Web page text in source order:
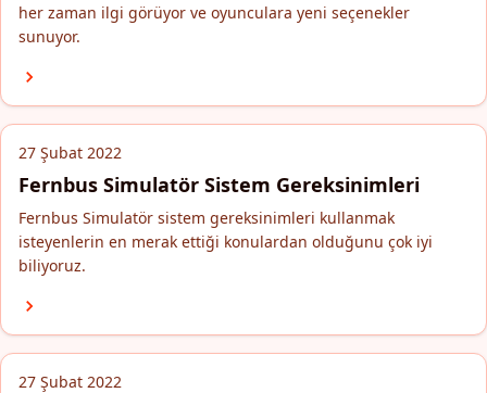
her zaman ilgi görüyor ve oyunculara yeni seçenekler
sunuyor.
27 Şubat 2022
Fernbus Simulatör Sistem Gereksinimleri
Fernbus Simulatör sistem gereksinimleri kullanmak
isteyenlerin en merak ettiği konulardan olduğunu çok iyi
biliyoruz.
27 Şubat 2022